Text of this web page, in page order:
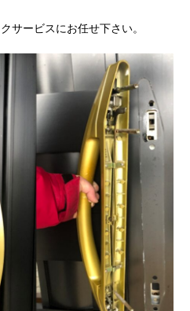
サービスにお任せ下さい。